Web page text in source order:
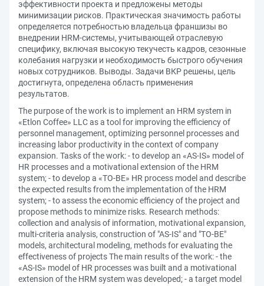
эффективности проекта и предложены методы
минимизации рисков. Практическая значимость работы
определяется потребностью владельца франшизы во
внедрении HRM-системы, учитывающей отраслевую
специфику, включая высокую текучесть кадров, сезонные
колебания нагрузки и необходимость быстрого обучения
новых сотрудников. Выводы. Задачи ВКР решены, цель
достигнута, определена область применения
результатов.
The purpose of the work is to implement an HRM system in
«Etlon Coffee» LLC as a tool for improving the efficiency of
personnel management, optimizing personnel processes and
increasing labor productivity in the context of company
expansion. Tasks of the work: - to develop an «AS-IS» model of
HR processes and a motivational extension of the HRM
system; - to develop a «TO-BE» HR process model and describe
the expected results from the implementation of the HRM
system; - to assess the economic efficiency of the project and
propose methods to minimize risks. Research methods:
collection and analysis of information, motivational expansion,
multi-criteria analysis, construction of "AS-IS" and "TO-BE"
models, architectural modeling, methods for evaluating the
effectiveness of projects The main results of the work: - the
«AS-IS» model of HR processes was built and a motivational
extension of the HRM system was developed; - a target model